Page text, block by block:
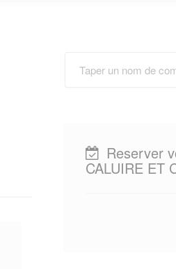
Reserver
CALUIRE ET